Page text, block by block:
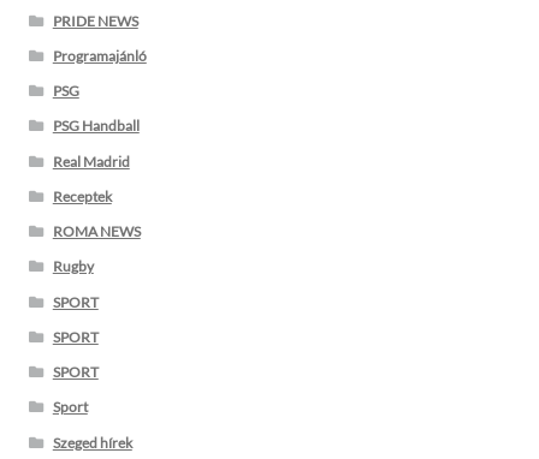
PRIDE NEWS
Programajánló
PSG
PSG Handball
Real Madrid
Receptek
ROMA NEWS
Rugby
SPORT
SPORT
SPORT
Sport
Szeged hírek